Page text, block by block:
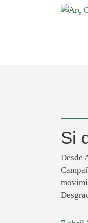
Si
Desde